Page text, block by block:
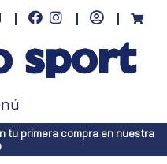
pedidos superiores a 50€.
a 100€)